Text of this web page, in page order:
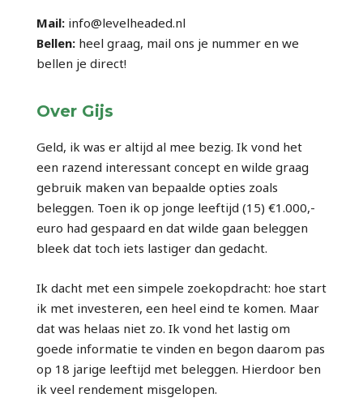
Mail: info@levelheaded.nl
Bellen: heel graag, mail ons je nummer en we
bellen je direct!
Over Gijs
Geld, ik was er altijd al mee bezig. Ik vond het
een razend interessant concept en wilde graag
gebruik maken van bepaalde opties zoals
beleggen. Toen ik op jonge leeftijd (15) €1.000,-
euro had gespaard en dat wilde gaan beleggen
bleek dat toch iets lastiger dan gedacht.
Ik dacht met een simpele zoekopdracht: hoe start
ik met investeren, een heel eind te komen. Maar
dat was helaas niet zo. Ik vond het lastig om
goede informatie te vinden en begon daarom pas
op 18 jarige leeftijd met beleggen. Hierdoor ben
ik veel rendement misgelopen.